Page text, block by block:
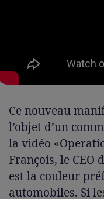
Ce nouveau
l’objet d’un
la vidéo
François, le CEO
est la couleur
automobiles. Si